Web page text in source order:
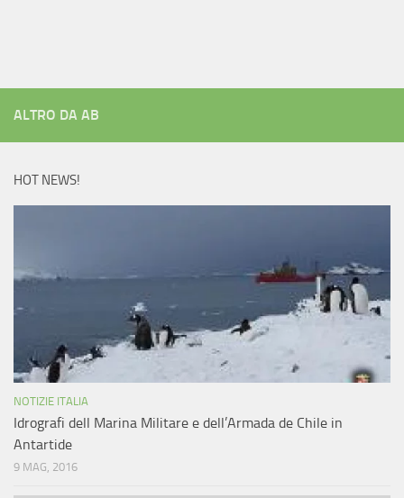
ALTRO DA AB
HOT NEWS!
NOTIZIE ITALIA
Idrografi dell Marina Militare e dell’Armada de Chile in
Antartide
9 MAG, 2016